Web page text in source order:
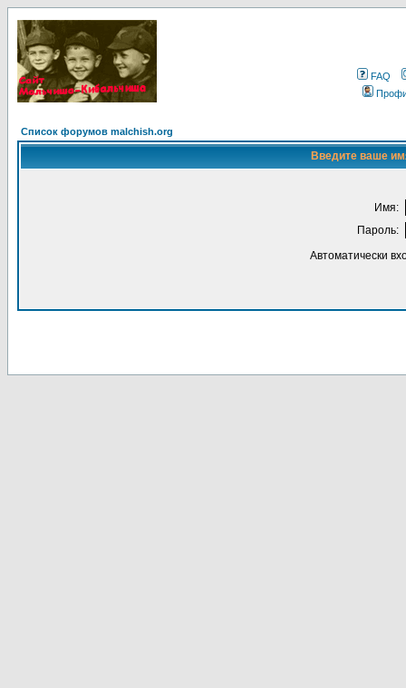
FAQ
Список форумов malchish.org
Введите ваше
Имя:
Пароль:
Автоматически